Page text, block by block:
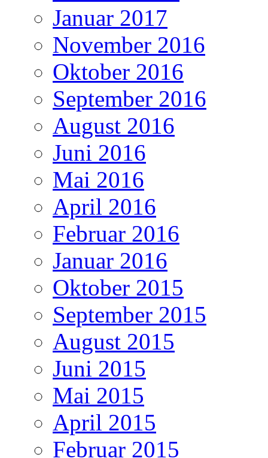
Januar 2017
November 2016
Oktober 2016
September 2016
August 2016
Juni 2016
Mai 2016
April 2016
Februar 2016
Januar 2016
Oktober 2015
September 2015
August 2015
Juni 2015
Mai 2015
April 2015
Februar 2015